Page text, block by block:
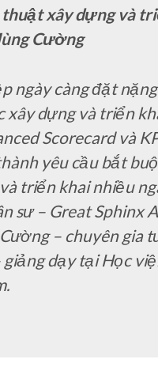
thuật xây dựng và
Cường
ngày càng đặt
xây dựng và triển
Scorecard và
yêu cầu bắt
triển khai nhiều
sư – Great Sphinx
– chuyên gia
dạy tại Học